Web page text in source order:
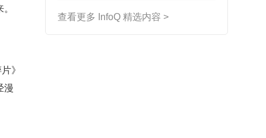
》
漫
查看更多 InfoQ 精选内容 >